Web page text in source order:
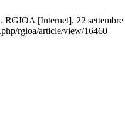
RGIOA [Internet]. 22
rgioa/article/view/16460